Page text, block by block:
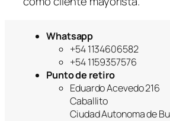
Whatsapp
+54 1134606582
+54 1159357576
Punto de retiro
Eduardo Acevedo 216
Caballito
Ciudad Autonoma de